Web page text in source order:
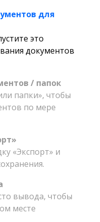
для
это
документов
/ папок
папки», чтобы
по мере
«Экспорт» и
вывода, чтобы
месте